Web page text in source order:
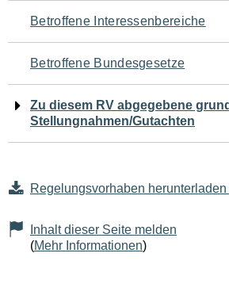
Seiteninhalt
Betroffene Interessenbereiche
Betroffene Bundesgesetze
Zu diesem RV abgegebene
Stellungnahmen/Gutachten
Regelungsvorhaben
Inhalt dieser Seite melden
(Mehr Informationen)